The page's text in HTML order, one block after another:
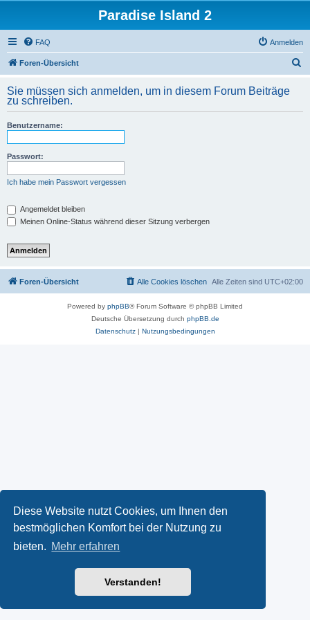
Diese Website nutzt Cookies, um Ihnen den
bestmöglichen Komfort bei der Nutzung zu
bieten. Mehr erfahren
Verstanden!
Paradise Island 2
FAQ Anmelden
Foren-Übersicht
h
Sie müssen sich anmelden, um in diesem Forum Beiträge
zu schreiben.
Benutzername:
Passwort:
Ich habe mein Passwort vergessen
Angemeldet bleiben
Meinen Online-Status während dieser Sitzung verbergen
Foren-Übersicht Alle Zeiten sind UTC+02:00
Alle Cookies löschen
Powered by phpBB® Forum Software © phpBB Limited
Deutsche Übersetzung durch phpBB.de
Datenschutz| Nutzungsbedingungen